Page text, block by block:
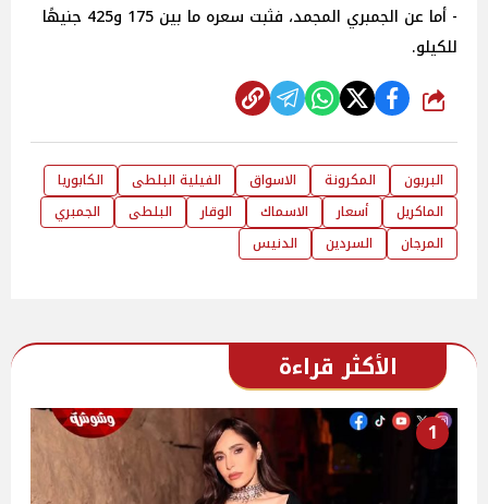
- أما عن الجمبري المجمد، فثبت سعره ما بين 175 و425 جنيهًا
للكيلو.
شارك
البربون المكرونة الاسواق الفيلية البلطى
الكابوريا
الماكريل
أسعار الاسماك الوقار البلطى
الجمبري
المرجان
السردين الدنيس
الأكثر قراءة
1